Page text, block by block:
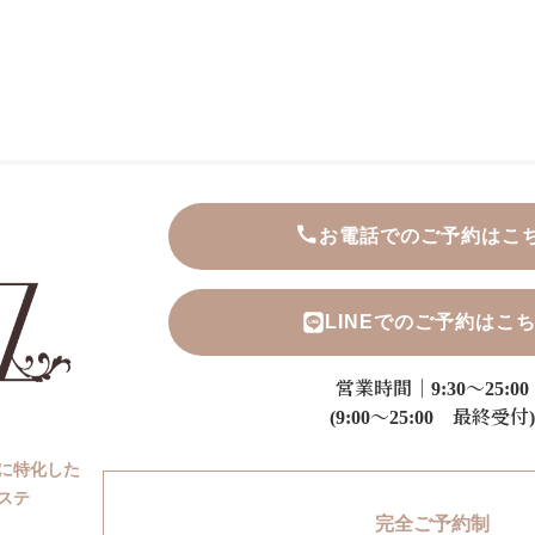
特化した
テ
お電話でのご予約はこ
LINEでのご予約はこ
営業時間｜9:30～25:00
(9:00～25:00 最終受付)
完全ご予約制